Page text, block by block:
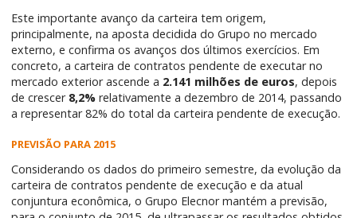
Este importante avanço da carteira tem origem,
principalmente, na aposta decidida do Grupo no mercado
externo, e confirma os avanços dos últimos exercícios. Em
concreto, a carteira de contratos pendente de executar no
mercado exterior ascende a 2.141 milhões de euros, depois
de crescer 8,2%relativamente a dezembro de 2014, passando
a representar 82% do total da carteira pendente de execução.
PREVISÃO PARA 2015
Considerando os dados do primeiro semestre, da evolução da
carteira de contratos pendente de execução e da atual
conjuntura econômica, o Grupo Elecnor mantém a previsão,